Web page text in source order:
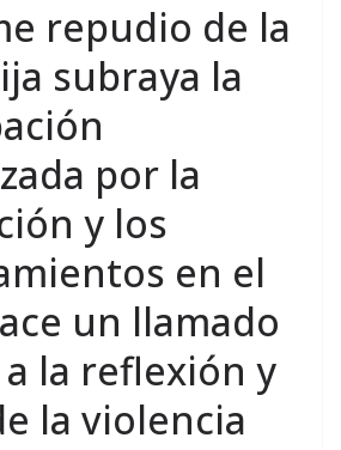
repudio de la
subraya la
por la
y los
en el
un llamado
la reflexión y
la violencia